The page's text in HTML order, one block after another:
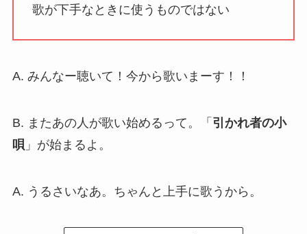
歌が下手なときに使うものではない
A. みんなー聴いて！今から歌いまーす！！
B. またあの人が歌い始めるって。「 引かれ者の小
唄 」が始まるよ。
A. うるさいなあ。ちゃんと上手に歌うから。